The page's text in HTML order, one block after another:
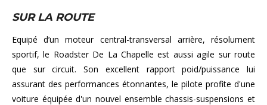
SUR LA ROUTE
Equipé d’un moteur central-transversal arrière, résolument
sportif, le Roadster De La Chapelle est aussi agile sur route
que sur circuit. Son excellent rapport poid/puissance lui
assurant des performances étonnantes, le pilote profite d'une
voiture équipée d'un nouvel ensemble chassis-suspensions et